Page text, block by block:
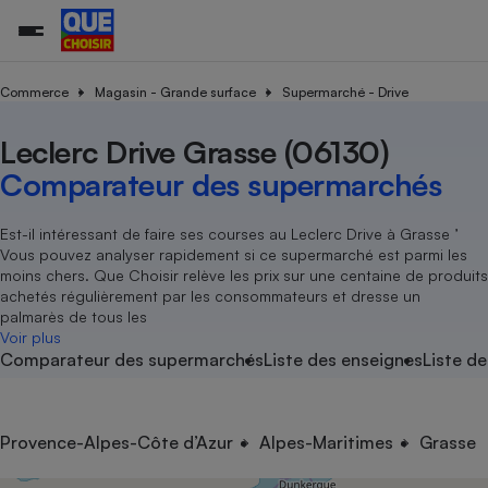
Commerce Magasin - Grande surface Supermarché - Drive
Leclerc Drive Grasse (06130)
Comparateur des supermarchés
Est-il intéressant de faire ses courses au Leclerc Drive à Grasse ’
Vous pouvez analyser rapidement si ce supermarché est parmi les
moins chers. Que Choisir relève les prix sur une centaine de produits
achetés régulièrement par les consommateurs et dresse un
palmarès de tous les
Voir plus
Comparateur des supermarchésListe des enseignesListe
Provence-Alpes-Côte d’Azur Alpes-Maritimes Grasse
Nutrition
Assurance auto
Magasin - Grande surface
Méthode de vente -
Organismes de défense
Système judiciairegratuit
Déchet
Achat - Vente - Travaux
Location
Sport
électrique
Démarche administrative
Senior
Service marchand
Train
Transport aérien
Toutes les actualités
Enquêtes
Guides d'achat
Conseils
Brèves
Tous les services
Soumettre un litige
Lettres types
Rencontrer une association locale
Tous nos combats
Nos actions
Nos grandes victoires
Les billets de la présidente
Nos associations locales
Nous rejoindre
En savoir plus sur Que Choisir Ensemble
nous ?
L’association
Nos missions
Notre méthodologie
Notre financement
Nos partenaires
Nous rejoindre